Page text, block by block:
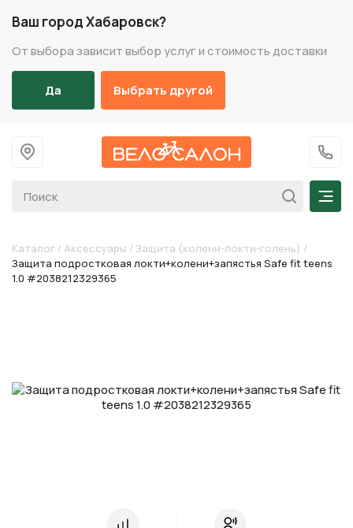
Ваш город Хабаровск?
От выбора зависит выбор услуг и стоимость доставки
Да Выбрать другой
На главную
+7
Каталог / Аксессуары / Защита (колени-локти-голень) /
Защита подростковая локти+колени+запястья Safe fit teens
1.0 #2038212329365